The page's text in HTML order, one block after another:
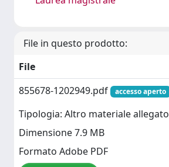
File in questo prodotto:
File
855678-1202949.pdf
accesso aperto
Tipologia: Altro materiale allegato
Dimensione 7.9 MB
Formato Adobe PDF